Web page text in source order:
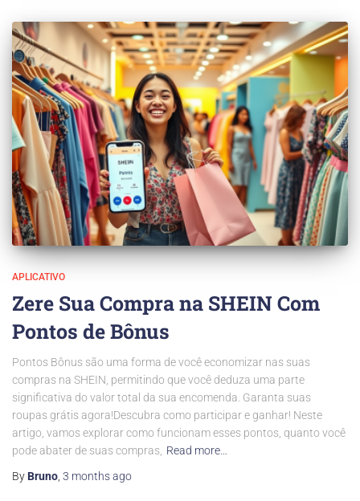
APLICATIVO
Zere Sua Compra na SHEIN Com
Pontos de Bônus
Pontos Bônus são uma forma de você economizar nas suas
compras na SHEIN, permitindo que você deduza uma parte
significativa do valor total da sua encomenda. Garanta suas
roupas grátis agora!Descubra como participar e ganhar! Neste
artigo, vamos explorar como funcionam esses pontos, quanto você
pode abater de suas compras, Read more…
By Bruno 3 monthsago